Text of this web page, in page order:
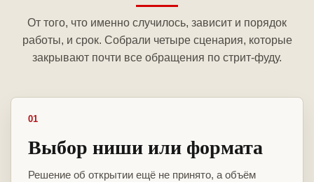
От того, что именно случилось, зависит и порядок
работы, и срок. Собрали четыре сценария, которые
закрывают почти все обращения по стрит-фуду.
01
Выбор ниши или формата
Решение об открытии ещё не принято, а объём